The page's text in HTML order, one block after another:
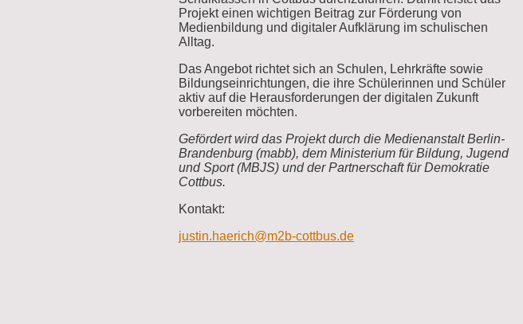
Projekt einen wichtigen Beitrag zur Förderung von
Medienbildung und digitaler Aufklärung im schulischen
Alltag.
Das Angebot richtet sich an Schulen, Lehrkräfte sowie
Bildungseinrichtungen, die ihre Schülerinnen und Schüler
aktiv auf die Herausforderungen der digitalen Zukunft
vorbereiten möchten.
Gefördert wird das Projekt durch die Medienanstalt Berlin-
Brandenburg (mabb), dem Ministerium für Bildung, Jugend
und Sport (MBJS) und derPartnerschaft für Demokratie
Cottbus.
Kontakt:
justin.haerich@m2b-cottbus.de